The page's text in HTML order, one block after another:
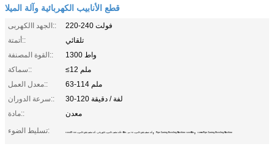
قطع الأنابيب الكهربائية وآلة الميلا
الجهد االكهربى::
220-240 فولت
أتمتة::
تلقائي
القوة المصنفة::
1300 واط
سماكة::
≤12 ملم
معدل العمل::
63-114 ملم
سرعة الدوران::
30-120 لفة / دقيقة
مادة::
معدن
تسليط الضوء:
1300W آلة تجليف الأنبوب الكهربائي ، آلة تجليف قطع الأنبوب 120r / Min ، آلة شطف قطع الأنبوب 12 مم , Pipe Cutting Beveling Machine 120r/Min , 12mm Pipe Cutting Beveling Machine